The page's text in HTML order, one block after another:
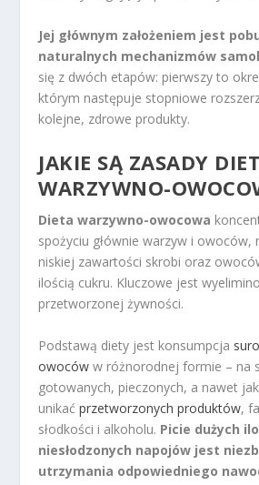
Jej głównym założeniem jest
naturalnych mechanizmów
się z dwóch etapów: pierwszy to
którym następuje stopniowe
kolejne, zdrowe produkty.
JAKIE SĄ ZASADY
WARZYWNO-
Dieta warzywno-owocowa
spożyciu głównie warzyw i owoców,
niskiej zawartości skrobi oraz
ilością cukru. Kluczowe jest
przetworzonej żywności.
Podstawą diety jest konsumpcja
owoców w różnorodnej formie – na
gotowanych, pieczonych, a nawet
unikaćprzetworzonych produktów,
słodkości i alkoholu. Picie dużych
niesłodzonych napojów jest
utrzymania odpowiedniego